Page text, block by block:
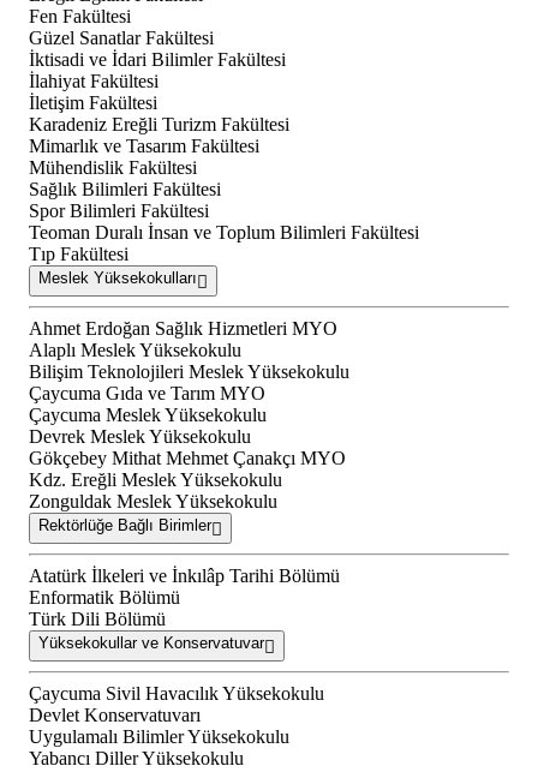
Fen Fakültesi
Güzel Sanatlar Fakültesi
İktisadi ve İdari Bilimler Fakültesi
İlahiyat Fakültesi
İletişim Fakültesi
Karadeniz Ereğli Turizm Fakültesi
Mimarlık ve Tasarım Fakültesi
Mühendislik Fakültesi
Sağlık Bilimleri Fakültesi
Spor Bilimleri Fakültesi
Teoman Duralı İnsan ve Toplum Bilimleri Fakültesi
Tıp Fakültesi
Meslek Yüksekokulları
Ahmet Erdoğan Sağlık Hizmetleri MYO
Alaplı Meslek Yüksekokulu
Bilişim Teknolojileri Meslek Yüksekokulu
Çaycuma Gıda ve Tarım MYO
Çaycuma Meslek Yüksekokulu
Devrek Meslek Yüksekokulu
Gökçebey Mithat Mehmet Çanakçı MYO
Kdz. Ereğli Meslek Yüksekokulu
Zonguldak Meslek Yüksekokulu
Rektörlüğe Bağlı Birimler
Atatürk İlkeleri ve İnkılâp Tarihi Bölümü
Enformatik Bölümü
Türk Dili Bölümü
Yüksekokullar ve Konservatuvar
Çaycuma Sivil Havacılık Yüksekokulu
Devlet Konservatuvarı
Uygulamalı Bilimler Yüksekokulu
Yabancı Diller Yüksekokulu